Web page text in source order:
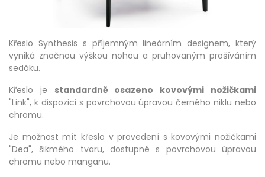
Křeslo Synthesis s příjemným lineárním designem, který
vyniká značnou výškou nohou a pruhovaným prošíváním
sedáku.
Křeslo je standardně osazeno kovovými nožičkami
"Link", k dispozici s povrchovou úpravou černého niklu nebo
chromu.
Je možnost mít křeslo v provedení s kovovými nožičkami
"Dea", šikmého tvaru, dostupné s povrchovou úpravou
chromu nebo manganu.